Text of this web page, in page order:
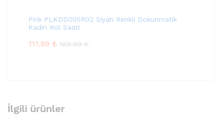
Pink PLKDD005R02 Siyah Renkli Dokunmatik
Kadın Kol Saati
111.99 ₺ 189.99₺
İlgili ürünler